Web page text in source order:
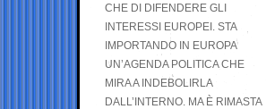
CHE DI DIFENDERE GLI
INTERESSI EUROPEI. STA
IMPORTANDO IN EUROPA
UN’AGENDA POLITICA CHE
MIRA A INDEBOLIRLA
DALL’INTERNO. MA È RIMASTA